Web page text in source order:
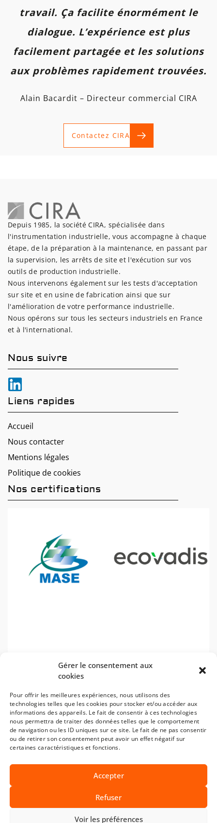
Gérer le consentement aux
cookies
Pour offrir les meilleures expériences, nous utilisons des
technologies telles que les cookies pour stocker et/ou accéder aux
informations des appareils. Le fait de consentir à ces technologies
nous permettra de traiter des données telles que le comportement
de navigation ou les ID uniques sur ce site. Le fait de ne pas consentir
ou de retirer son consentement peut avoir un effet négatif sur
certaines caractéristiques et fonctions.
Accepter
Refuser
Voir les préférences
travail. Ça facilite énormément le
dialogue. L’expérience est plus
facilement partagée et les solutions
aux problèmes rapidement trouvées.
Alain Bacardit – Directeur commercial CIRA
Contactez CIRA
Depuis 1985, la société CIRA, spécialisée dans
l'instrumentation industrielle, vous accompagne à chaque
étape, de la préparation à la maintenance, en passant par
la supervision, les arrêts de site et l'exécution sur vos
outils de production industrielle.
Nous intervenons également sur les tests d'acceptation
sur site et en usine de fabrication ainsi que sur
l'amélioration de votre performance industrielle.
Nous opérons sur tous les secteurs industriels en France
et à l'international.
Nous suivre
Liens rapides
Accueil
Nous contacter
Mentions légales
Politique de cookies
Nos certifications